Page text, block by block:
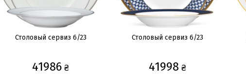
Столовый сервиз 6/23
41986 ₴
Столовый сервиз 6/23
41998 ₴